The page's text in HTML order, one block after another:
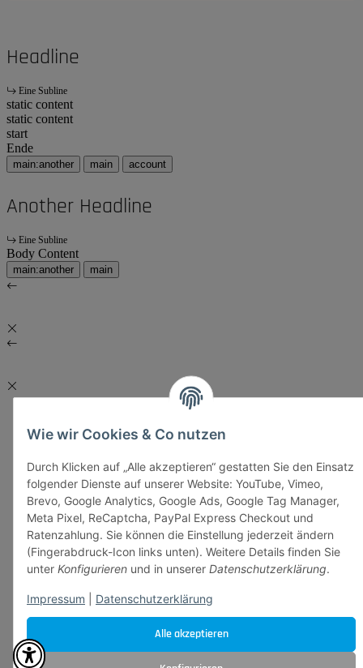
Alle akzeptieren
Wie wir Cookies & Co nutzen
Durch Klicken auf „Alle akzeptieren“ gestatten Sie den Einsatz
folgender Dienste auf unserer Website: YouTube, Vimeo,
Brevo, Google Analytics, Google Ads, Google Tag Manager,
Meta Pixel, ReCaptcha, PayPal Express Checkout und
Ratenzahlung. Sie können die Einstellung jederzeit ändern
(Fingerabdruck-Icon links unten). Weitere Details finden Sie
unter Konfigurieren und in unserer Datenschutzerklärung.
Impressum Datenschutzerklärung
Headline
Eine Subline
static content
static content
start
Ende
main:another main account
Another Headline
Eine Subline
Body Content
main:another main